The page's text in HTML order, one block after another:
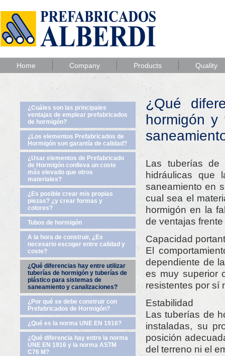
Home Company Products Quality
¿Cuáles son las principales
ventajas de emplear prefabricados
de hormigón?
¿Los elementos Prefabricados de
Hormigón son garantía de calidad?
¿Usar elementos de Prefabricado
de Hormigón conlleva un coste
más elevado que otros
materiales?
¿Es posible crear mis propias
piezas? ¿y crear formas y
colores?
Tubos de hormigón
A la hora de construir, ¿Es
necesario escoger entre calidad y
coste?
¿Qué diferencias hay entre utilizar
tuberías de hormigón y tuberías de
plástico para sistemas de
saneamiento y canalizaciones?
¿Por qué se debe construir con
Prefabricados de Hormigón?
¿Qué es la norma UNE EN 1916?
¿Qué diferencia hay entre la norma
UNE EN 1916 y la norma ASTM
C76 M?
¿Qué
hormigón
Las tuberías de
hidráulicas que
saneamiento en
cual sea el
hormigón en la
de ventajas
Capacidad
El
dependiente de
es muy superior
resistentes por sí
Estabilidad
Las tuberías de
instaladas, su
posición
del terreno ni el